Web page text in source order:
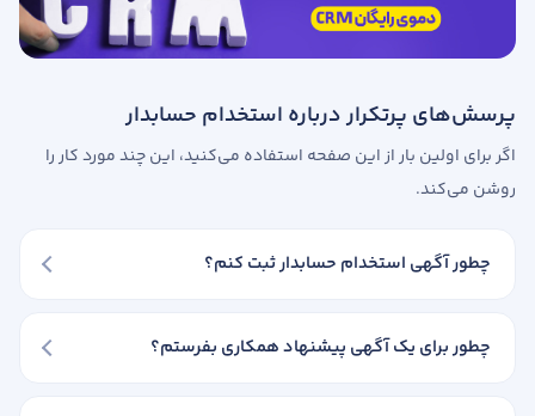
پرسش‌های پرتکرار درباره استخدام حسابدار
اگر برای اولین بار از این صفحه استفاده می‌کنید، این چند مورد کار را
روشن می‌کند.
چطور آگهی استخدام حسابدار ثبت کنم؟
چطور برای یک آگهی پیشنهاد همکاری بفرستم؟